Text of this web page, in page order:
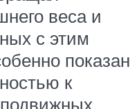
веса и
с этим
показан
к